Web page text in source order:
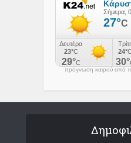
πρόγνωση καιρού από